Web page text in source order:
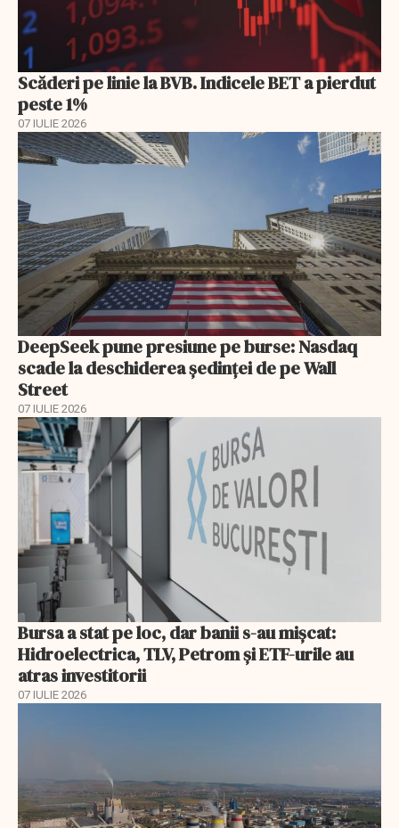
Scăderi pe linie la BVB. Indicele BET a pierdut
peste 1%
07 IULIE 2026
DeepSeek pune presiune pe burse: Nasdaq
scade la deschiderea ședinței de pe Wall
Street
07 IULIE 2026
Bursa a stat pe loc, dar banii s-au mișcat:
Hidroelectrica, TLV, Petrom și ETF-urile au
atras investitorii
07 IULIE 2026